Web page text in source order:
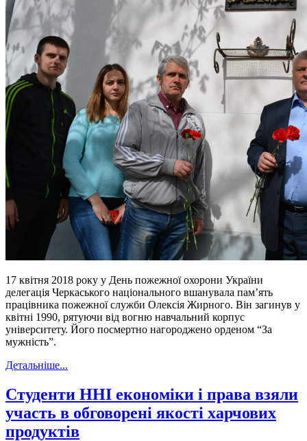
17 квітня 2018 року у День пожежної охорони України
делегація Черкаського національного вшанувала пам’ять
працівника пожежної служби Олексія Жирного. Він загинув у
квітні 1990, рятуючи від вогню навчальний корпус
університету. Його посмертно нагороджено орденом “За
мужність”.
Детальніше...
Студенти ННІ економіки і права взяли
участь в обговорені якості харчових
продуктів